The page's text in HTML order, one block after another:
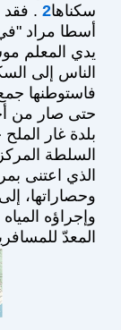
سكناها2. فقد
أسطا مراد "في
يدي المعلم
الناس إلى
فاستوطنها
حتى صار من
بلدة غار
السلطة
الذي اعتنى
وحصاراتها،
وإجراؤه
المعدّ